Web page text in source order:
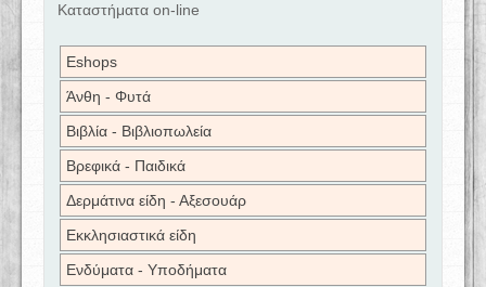
Καταστήματα on-line
Eshops
Άνθη - Φυτά
Βιβλία - Βιβλιοπωλεία
Βρεφικά - Παιδικά
Δερμάτινα είδη - Αξεσουάρ
Εκκλησιαστικά είδη
Ενδύματα - Υποδήματα